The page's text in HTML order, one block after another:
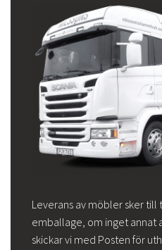
Leverans av möbler sker
emballage, om inget annat
skickar vi med Posten för